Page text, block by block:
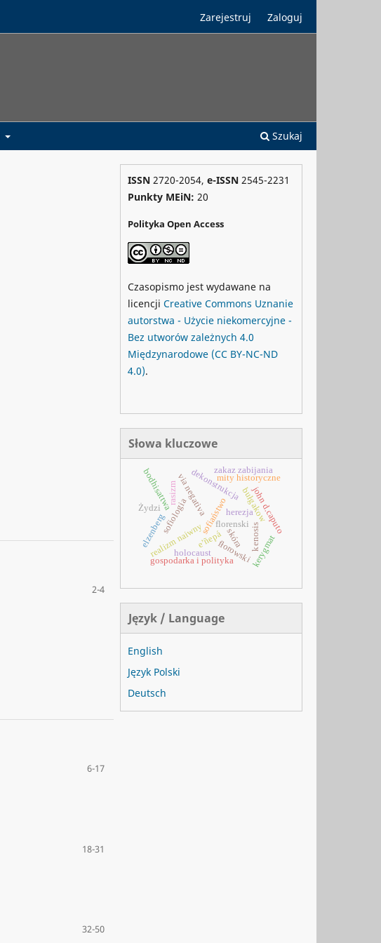
Szukaj
Zarejestruj Zaloguj
2-4
6-17
18-31
32-50
ISSN 2720-2054, e-ISSN 2545-2231
Punkty MEiN: 20
Polityka Open Access
Czasopismo jest wydawane na
licencji Creative Commons Uznanie
autorstwa - Użycie niekomercyjne -
Bez utworów zależnych 4.0
Międzynarodowe (CC BY-NC-ND
4.0).
Słowa kluczowe
e’ñepá
bułgakow
sofiologia sofiaństwoflorenski
fłorowski
realizm naiwny
via negativa
kenosis
bodhisattwa dekonstrukcja
gospodarka i polityka
mity historyczne
elzenberg
holocaust
Żydzi
rasizm
zakaz zabijania
herezjajohn d.caputo
kerygmat
skóra
Język / Language
English
Język Polski
Deutsch